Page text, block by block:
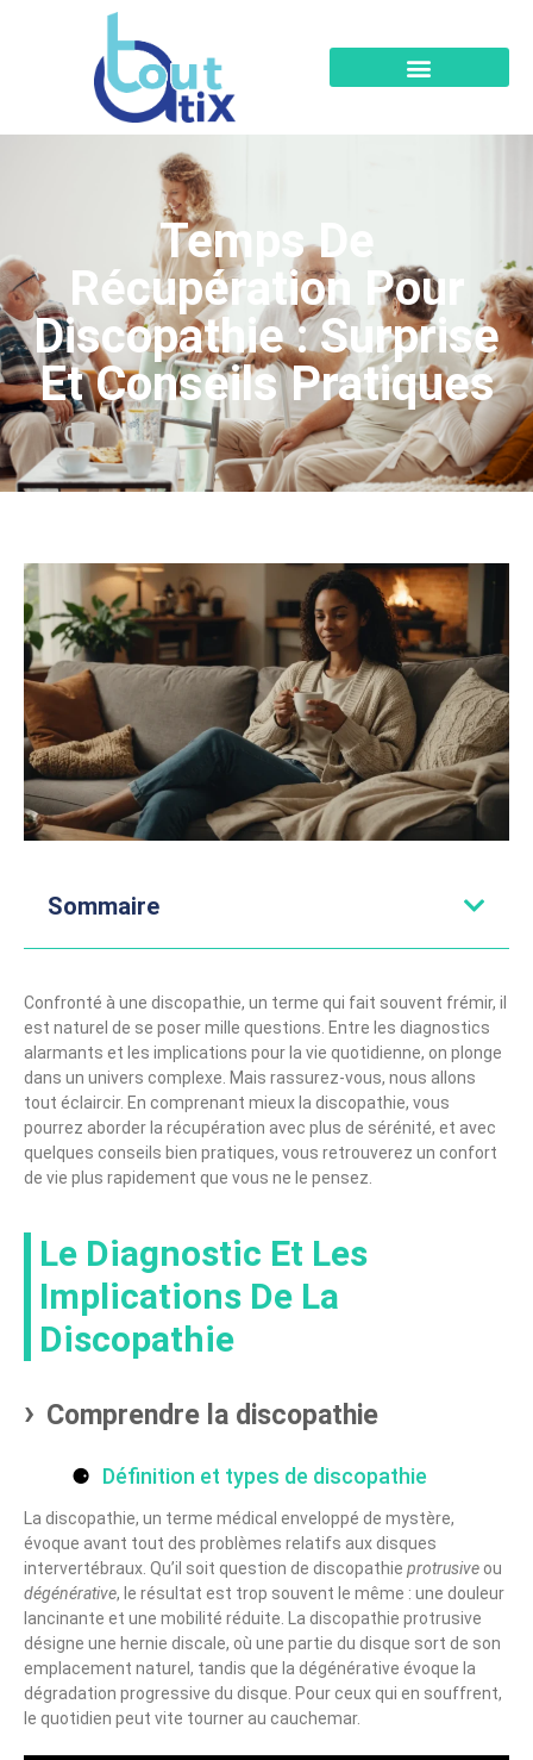
Temps De
Récupération Pour
Discopathie : Surprise
Et Conseils Pratiques
Sommaire
Confronté à une discopathie, un terme qui fait souvent frémir, il
est naturel de se poser mille questions. Entre les diagnostics
alarmants et les implications pour la vie quotidienne, on plonge
dans un univers complexe. Mais rassurez-vous, nous allons
tout éclaircir. En comprenant mieux la discopathie, vous
pourrez aborder la récupération avec plus de sérénité, et avec
quelques conseils bien pratiques, vous retrouverez un confort
de vie plus rapidement que vous ne le pensez.
Le Diagnostic Et Les
Implications De La
Discopathie
Comprendre la discopathie
Définition et types de discopathie
La discopathie, un terme médical enveloppé de mystère,
évoque avant tout des problèmes relatifs aux disques
intervertébraux. Qu’il soit question de discopathie protrusive ou
dégénérative, le résultat est trop souvent le même : une douleur
lancinante et une mobilité réduite. La discopathie protrusive
désigne une hernie discale, où une partie du disque sort de son
emplacement naturel, tandis que la dégénérative évoque la
dégradation progressive du disque. Pour ceux qui en souffrent,
le quotidien peut vite tourner au cauchemar.